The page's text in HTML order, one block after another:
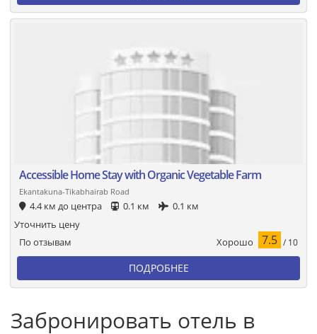
Accessible Home Stay with Organic Vegetable Farm
Ekantakuna-Tikabhairab Road
4.4 км до центра 0.1 км 0.1 км
По отзывам Хорошо 7.5 / 10
Уточнить цену
ПОДРОБНЕЕ
Забронировать отель в